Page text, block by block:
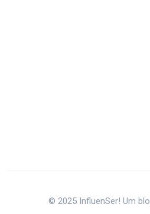
© 2025 InfluenSer! Um